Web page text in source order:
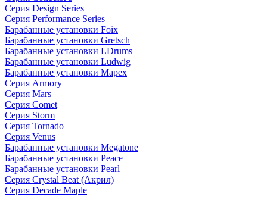
Серия Design Series
Серия Performance Series
Барабанные установки Foix
Барабанные установки Gretsch
Барабанные установки LDrums
Барабанные установки Ludwig
Барабанные установки Mapex
Серия Armory
Серия Mars
Серия Comet
Серия Storm
Серия Tornado
Серия Venus
Барабанные установки Megatone
Барабанные установки Peace
Барабанные установки Pearl
Серия Crystal Beat (Акрил)
Серия Decade Maple